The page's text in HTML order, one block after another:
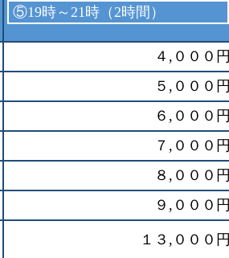
⑤19時～21時（2時間）
４,０００円
５,０００円
６,０００円
７,０００円
８,０００円
９,０００円
１３,０００円